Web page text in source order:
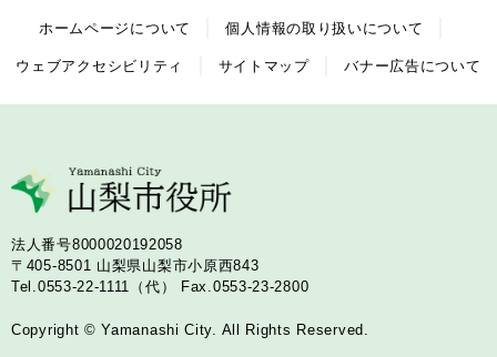
ホームページについて 個人情報の取り扱いについて
ウェブアクセシビリティ サイトマップ バナー広告について
法人番号8000020192058
〒405-8501 山梨県山梨市小原西843
Tel.0553-22-1111（代）
Fax.0553-23-2800
Copyright © Yamanashi City. All Rights Reserved.